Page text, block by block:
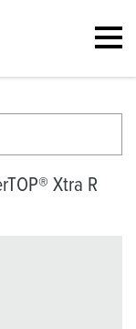
Xtra R